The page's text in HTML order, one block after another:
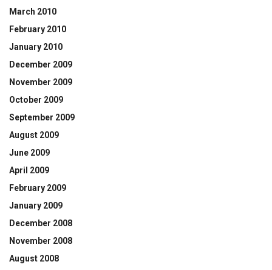
March 2010
February 2010
January 2010
December 2009
November 2009
October 2009
September 2009
August 2009
June 2009
April 2009
February 2009
January 2009
December 2008
November 2008
August 2008